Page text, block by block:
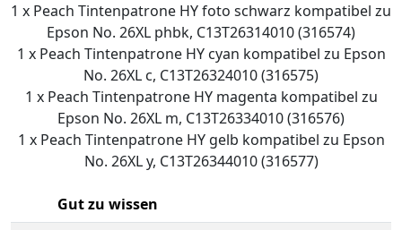
1 x Peach Tintenpatrone HY foto schwarz kompatibel zu
Epson No. 26XL phbk, C13T26314010 (316574)
1 x Peach Tintenpatrone HY cyan kompatibel zu Epson
No. 26XL c, C13T26324010 (316575)
1 x Peach Tintenpatrone HY magenta kompatibel zu
Epson No. 26XL m, C13T26334010 (316576)
1 x Peach Tintenpatrone HY gelb kompatibel zu Epson
No. 26XL y, C13T26344010 (316577)
Gut zu wissen